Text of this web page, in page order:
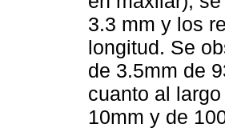
3.3 mm y los
longitud. Se
de 3.5mm de
cuanto al
10mm y de